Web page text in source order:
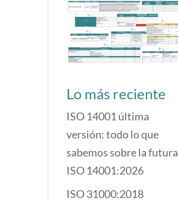
Lo más reciente
ISO 14001 última
versión: todo lo que
sabemos sobre la futura
ISO 14001:2026
ISO 31000:2018